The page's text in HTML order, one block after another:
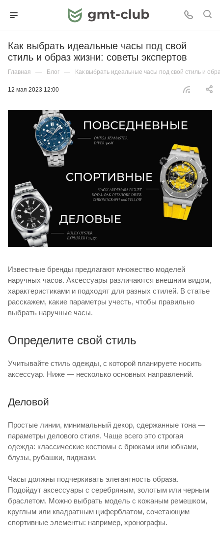
Как выбрать идеальные часы под свой
стиль и образ жизни: советы экспертов
Главная — Блог — Как выбрать идеальные часы под свой стиль и
12 мая 2023 12:00
Известные бренды предлагают множество моделей
наручных часов. Аксессуары различаются внешним видом,
характеристиками и подходят для разных стилей. В статье
расскажем, какие параметры учесть, чтобы правильно
выбрать наручные часы.
Определите свой стиль
Учитывайте стиль одежды, с которой планируете носить
аксессуар. Ниже — несколько основных направлений.
Деловой
Простые линии, минимальный декор, сдержанные тона —
параметры делового стиля. Чаще всего это строгая
одежда: классические костюмы с брюками или юбками,
блузы, рубашки, пиджаки.
Часы должны подчеркивать элегантность образа.
Подойдут аксессуары с серебряным, золотым или черным
браслетом. Можно выбрать модель с кожаным ремешком,
круглым или квадратным циферблатом, сочетающим
спортивные элементы: например, хронографы.